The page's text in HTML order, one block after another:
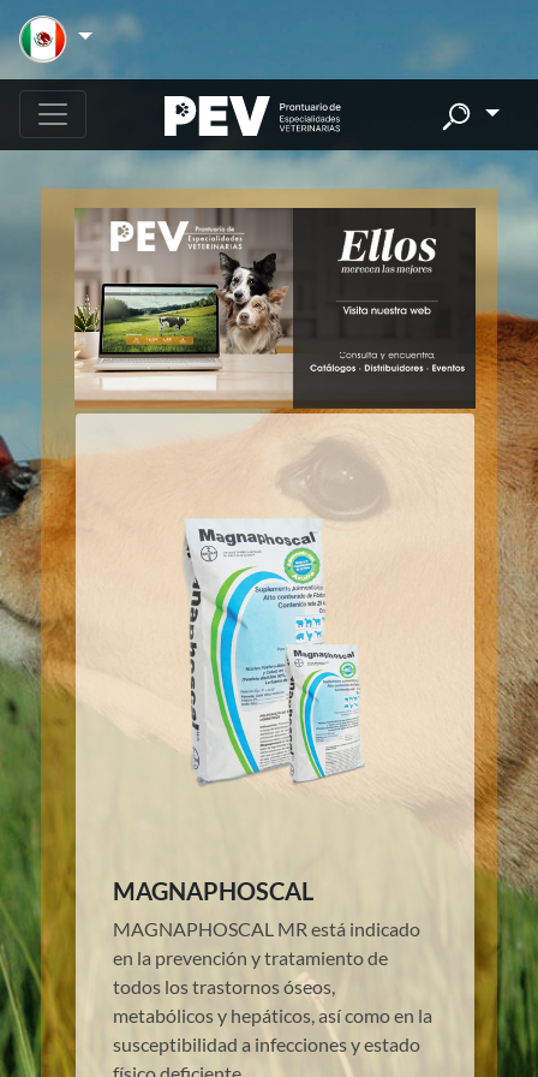
MAGNAPHOSCAL
MAGNAPHOSCAL MR está indicado
en la prevención y tratamiento de
todos los trastornos óseos,
metabólicos y hepáticos, así como en la
susceptibilidad a infecciones y estado